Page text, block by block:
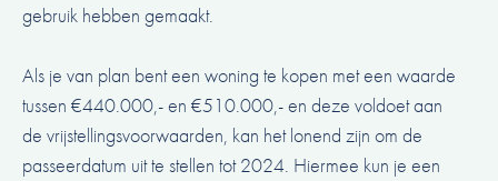
gebruik hebben gemaakt.
Als je van plan bent een woning te kopen met een waarde
tussen €440.000,- en €510.000,- en deze voldoet aan
de vrijstellingsvoorwaarden, kan het lonend zijn om de
passeerdatum uit te stellen tot 2024. Hiermee kun je een